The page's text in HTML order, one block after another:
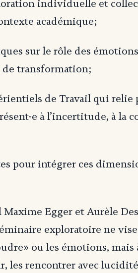
individuelle et
académique;
sur le rôle des
de transformation;
de Travail qui
à l’incertitude, à la
pour intégrer ces
Egger et Aurèle
exploratoire ne
ou les émotions,
les rencontrer avec